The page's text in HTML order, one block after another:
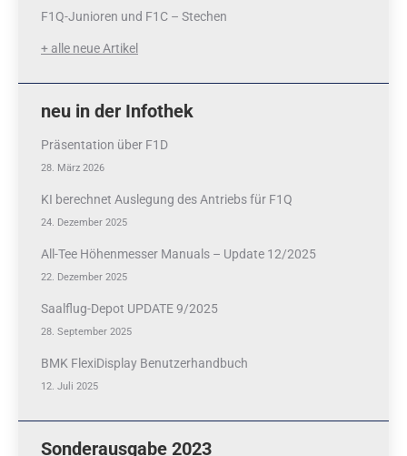
F1Q-Junioren und F1C – Stechen
+ alle neue Artikel
neu in der Infothek
Präsentation über F1D
28. März 2026
KI berechnet Auslegung des Antriebs für F1Q
24. Dezember 2025
All-Tee Höhenmesser Manuals – Update 12/2025
22. Dezember 2025
Saalflug-Depot UPDATE 9/2025
28. September 2025
BMK FlexiDisplay Benutzerhandbuch
12. Juli 2025
Sonderausgabe 2023